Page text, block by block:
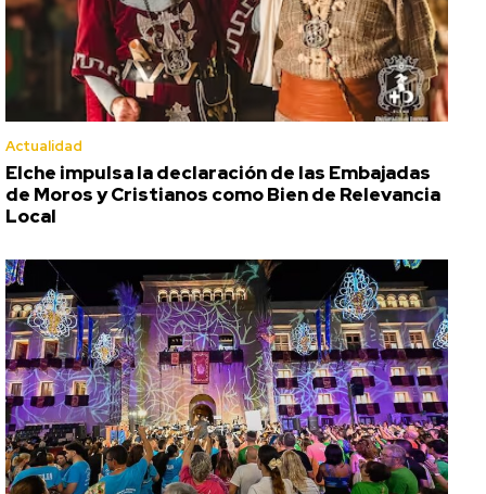
Actualidad
Elche impulsa la declaración de las Embajadas
de Moros y Cristianos como Bien de Relevancia
Local